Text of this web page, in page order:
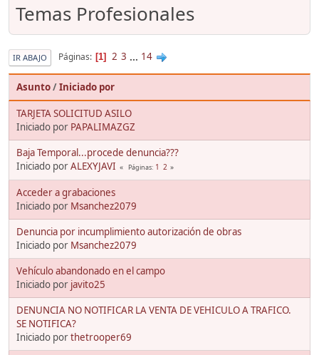
Temas Profesionales
IR ABAJO Páginas 1 2 3 ... 14
Asunto/Iniciado por
TARJETA SOLICITUD ASILO
Iniciado por PAPALIMAZGZ
Baja Temporal...procede denuncia???
Iniciado porALEXYJAVI Páginas 1 2
Acceder a grabaciones
Iniciado por Msanchez2079
Denuncia por incumplimiento autorización de obras
Iniciado por Msanchez2079
Vehículo abandonado en el campo
Iniciado por javito25
DENUNCIA NO NOTIFICAR LA VENTA DE VEHICULO A TRAFICO.
SE NOTIFICA?
Iniciado porthetrooper69